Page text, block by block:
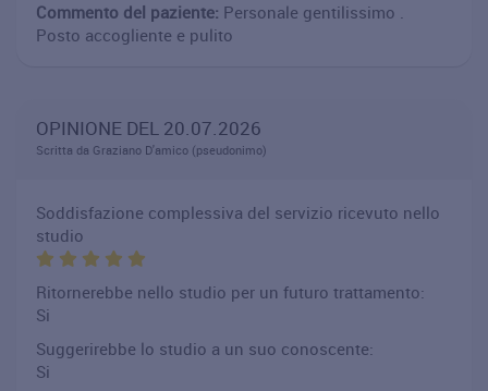
Commento del paziente: Personale gentilissimo .
Posto accogliente e pulito
OPINIONE DEL 20.07.2026
Scritta da Graziano D'amico (pseudonimo)
Soddisfazione complessiva del servizio ricevuto nello
studio
Ritornerebbe nello studio per un futuro trattamento:
Si
Suggerirebbe lo studio a un suo conoscente:
Si